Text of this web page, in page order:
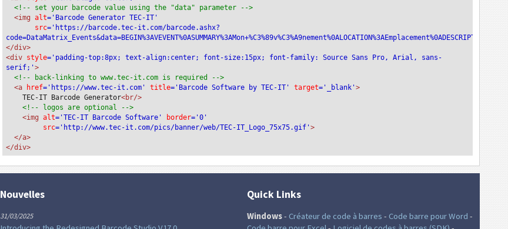
<!-- set your barcode value using the "data" parameter -->
<img alt='Barcode Generator TEC-IT'
src='https://barcode.tec-it.com/barcode.ashx?
</div>
<div style='padding-top:8px; text-align:center; font-size:15px; font-family: Source Sans Pro, Arial, sans-
serif;'>
<!-- back-linking to www.tec-it.com is required -->
<a
href='https://www.tec-it.com' title='Barcode Software by TEC-IT' target='_blank'>
TEC-IT Barcode Generator<br/>
<!-- logos are optional -->
<img alt='TEC-IT Barcode Software' border='0'
src='http://www.tec-it.com/pics/banner/web/TEC-IT_Logo_75x75.gif'>
</a>
</div>
Nouvelles
31/03/2025
Quick Links
Windows- Créateur de code à barres - Code barre pour Word -